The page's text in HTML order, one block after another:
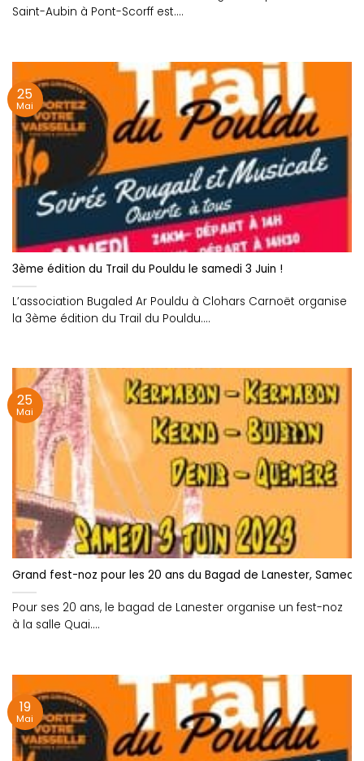
Saint-Aubin à Pont-Scorff est....
3ème édition du Trail du Pouldu le samedi 3 Juin !
L’association Bugaled Ar Pouldu à Clohars Carnoët organise
la 3ème édition du Trail du Pouldu....
25
Mai
Grand fest-noz pour les 20 ans du Bagad de Lanester, Samedi
Pour ses 20 ans, le bagad de Lanester organise un fest-noz
à la salle Quai....
25
Mai
19
Mai